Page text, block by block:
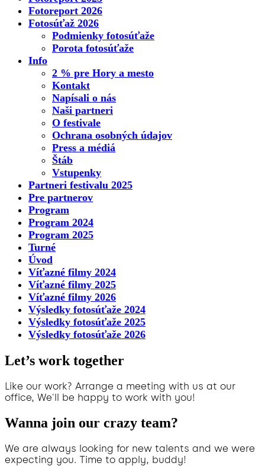
Fotoreport 2026
Fotosúťaž 2026
Podmienky fotosúťaže
Porota fotosúťaže
Info
2 % pre Hory a mesto
Kontakt
Napísali o nás
Naši partneri
O festivale
Ochrana osobných údajov
Press a médiá
Štáb
Vstupenky
Partneri festivalu 2025
Pre partnerov
Program
Program 2024
Program 2025
Turné
Úvod
Víťazné filmy 2024
Víťazné filmy 2025
Víťazné filmy 2026
Výsledky fotosúťaže 2024
Výsledky fotosúťaže 2025
Výsledky fotosúťaže 2026
Let’s work together
Like our work? Arrange a meeting with us at our
office, We'll be happy to work with you!
Wanna join our crazy team?
We are always looking for new talents and we were
expecting you. Time to apply, buddy!